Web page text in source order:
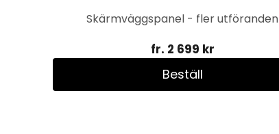
Skärmväggspanel - fler utföranden
fr. 2 699 kr
Beställ